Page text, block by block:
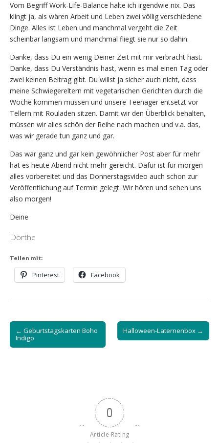
Vom Begriff Work-Life-Balance halte ich irgendwie nix. Das
klingt ja, als wären Arbeit und Leben zwei völlig verschiedene
Dinge. Alles ist Leben und manchmal vergeht die Zeit
scheinbar langsam und manchmal fliegt sie nur so dahin.
Danke, dass Du ein wenig Deiner Zeit mit mir verbracht hast.
Danke, dass Du Verständnis hast, wenn es mal einen Tag oder
zwei keinen Beitrag gibt. Du willst ja sicher auch nicht, dass
meine Schwiegereltern mit vegetarischen Gerichten durch die
Woche kommen müssen und unsere Teenager entsetzt vor
Tellern mit Rouladen sitzen. Damit wir den Überblick behalten,
müssen wir alles schön der Reihe nach machen und v.a. das,
was wir gerade tun ganz und gar.
Das war ganz und gar kein gewöhnlicher Post aber für mehr
hat es heute Abend nicht mehr gereicht. Dafür ist für morgen
alles vorbereitet und das Donnerstagsvideo auch schon zur
Veröffentlichung auf Termin gelegt. Wir hören und sehen uns
also morgen!
Deine
Dörthe
Teilen mit:
Pinterest Facebook
Post
navigation
← Geburtstagskarten Boho
Indigo
Halloween-Laternenbox →
0
Article Rating